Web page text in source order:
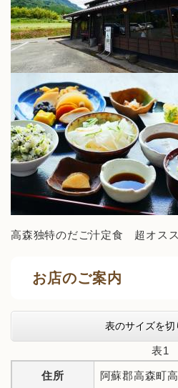
高森独特のだご汁定食 超オス
お店のご案内
表のサイズを切
表1
住所 阿蘇郡高森町